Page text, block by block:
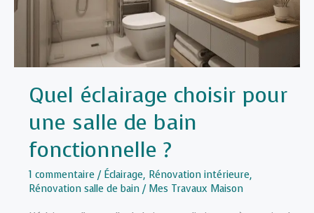
Quel éclairage choisir pour
une salle de bain
fonctionnelle ?
1 commentaire / Éclairage, Rénovation intérieure,
Rénovation salle de bain / Mes Travaux Maison